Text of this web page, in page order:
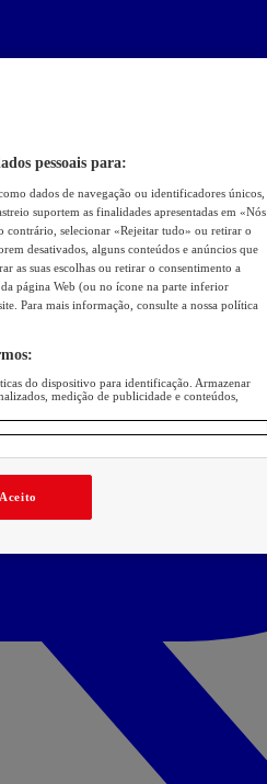
pessoais para:
dados de navegação ou identificadores únicos,
suportem as finalidades apresentadas em «Nós
contrário, selecionar «Rejeitar tudo» ou retirar o
desativados, alguns conteúdos e anúncios que
as suas escolhas ou retirar o consentimento a
página Web (ou no ícone na parte inferior
Para mais informação, consulte a nossa política
do dispositivo para identificação. Armazenar
medição de publicidade e conteúdos,
Aceito